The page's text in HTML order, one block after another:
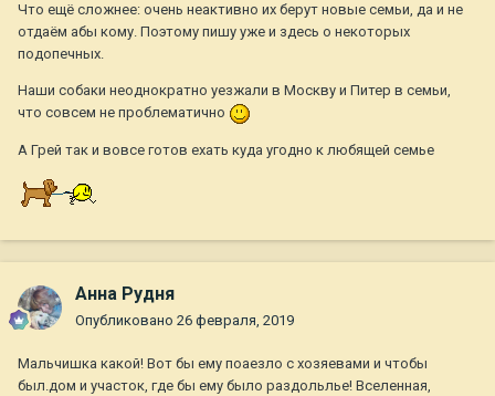
Что ещё сложнее: очень неактивно их берут новые семьи, да и не
отдаём абы кому. Поэтому пишу уже и здесь о некоторых
подопечных.
Наши собаки неоднократно уезжали в Москву и Питер в семьи,
что совсем не проблематично
А Грей так и вовсе готов ехать куда угодно к любящей семье
Анна Рудня
Опубликовано 26 февраля, 2019
Мальчишка какой! Вот бы ему поаезло с хозяевами и чтобы
был.дом и участок, где бы ему было раздольлье! Вселенная,